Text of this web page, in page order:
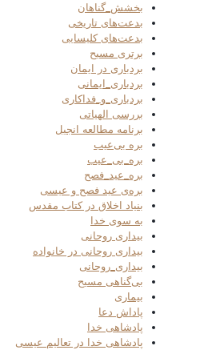
بخشش_گناهان
بدعت‌های تاریخی
بدعت‌های کلیسایی
برتری مسیح
بردباری در ایمان
بردباری_ایمانی
بردباری_و_فداکاری
بررسی الهیاتی
برنامه مطالعه انجیل
بره بی‌عیب
بره_بی_عیب
بره_عید_فصح
بره‌ی عید فصح و عیسی
بنیاد اخلاق در کتاب مقدس
به سوی خدا
بیداری روحانی
بیداری روحانی در خانواده
بیداری_روحانی
بی‌گناهی مسیح
بیماری
پاداش دعا
پادشاهی خدا
پادشاهی خدا در تعالیم عیسی